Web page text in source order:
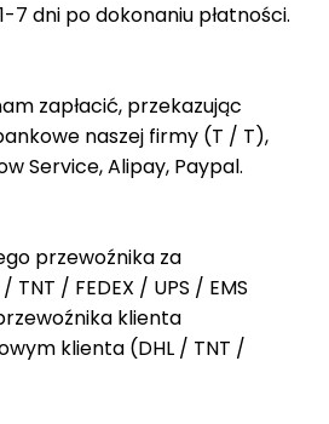
7 dni po dokonaniu płatności.
zapłacić, przekazując
naszej firmy (T / T),
Service, Alipay, Paypal.
przewoźnika za
/ FEDEX / UPS / EMS
klienta
klienta (DHL / TNT /